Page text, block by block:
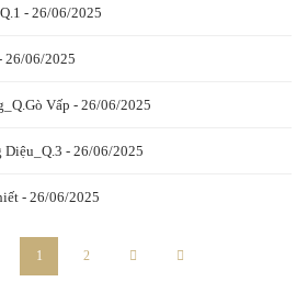
- 26/06/2025
26/06/2025
Vấp - 26/06/2025
Diệu_Q.3 - 26/06/2025
- 26/06/2025
1 2